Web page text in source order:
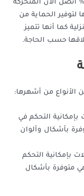
تعد مظلات حدائق الرياض خصم فوري 20% اتصل الآن المتحركة
لتوفير الحماية من
كما أنها تتميز
حسب الحاجة.
الأنواع من أشهرها:
التحكم في
بأشكال وألوان
بإمكانية التحكم
متوفرة بأشكال